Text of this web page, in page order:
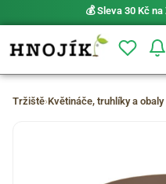
💰 Sleva 30 Kč
Tržiště›Květináče, truhlíky a obaly